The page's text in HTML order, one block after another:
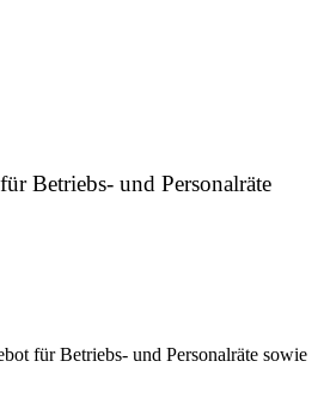
Betriebs- und Personalräte
für Betriebs- und Personalräte sowie